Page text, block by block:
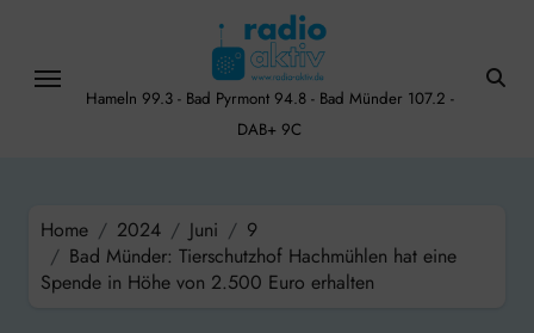
content
Hameln 99.3 - Bad Pyrmont 94.8 - Bad Münder 107.2 -
DAB+ 9C
Home 2024 Juni
9
Bad Münder: Tierschutzhof Hachmühlen hat eine
Spende in Höhe von 2.500 Euro erhalten